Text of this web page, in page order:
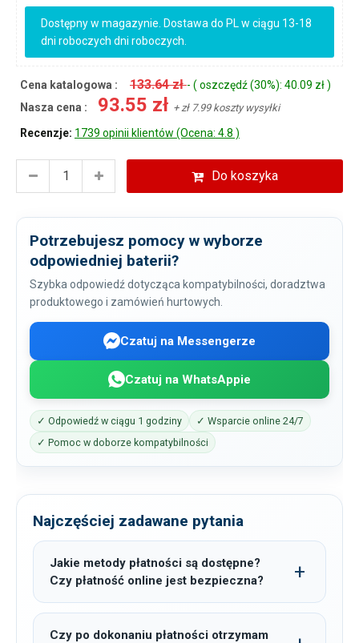
Dostępny w magazynie. Dostawa do PL w ciągu 13-18
dni roboczych dni roboczych.
Cena katalogowa : 133.64 zł- ( oszczędź (30%): 40.09 zł )
Nasza cena :
93.55 zł + zł 7.99 koszty wysyłki
Recenzje: 1739 opinii klientów (Ocena: 4.8 )
Do koszyka
Potrzebujesz pomocy w wyborze
odpowiedniej baterii?
Szybka odpowiedź dotycząca kompatybilności, doradztwa
produktowego i zamówień hurtowych.
Czatuj na Messengerze
Czatuj na WhatsAppie
✓ Odpowiedź w ciągu 1 godziny
✓ Wsparcie online 24/7
✓ Pomoc w doborze kompatybilności
Najczęściej zadawane pytania
Jakie metody płatności są dostępne?
Czy płatność online jest bezpieczna?
Czy po dokonaniu płatności otrzymam